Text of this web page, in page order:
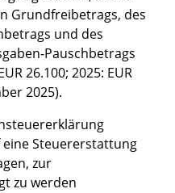
Grundfreibetrags, des
und des
Pauschbetrags
26.100; 2025: EUR
2025).
Steuererstattung
zur
zu werden